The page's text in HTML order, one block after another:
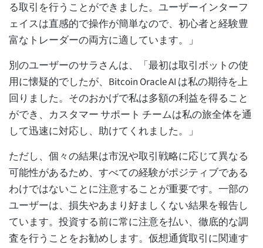
る取引を行うことができました。ユーザーインターフ
ェイスは直感的で操作が簡単なので、初心者と経験豊
富なトレーダーの両方に適しています。」
別のユーザーのサラさんは、「最初は取引ボットの使
用に懐疑的でしたが、Bitcoin Oracle AI は私の期待を上
回りました。そのおかげで私は多額の利益を得ること
ができ、カスタマー サポート チームは私の旅全体を通
して迅速に対応し、助けてくれました。」
ただし、個々の結果は市況や取引戦略に応じて異なる
可能性があるため、すべての経験がポジティブである
わけではないことに注意することが重要です。一部の
ユーザーは、損失やあまり好ましくない結果を報告し
ています。投資する前に常に注意を払い、徹底的な調
査を行うことをお勧めします。仮想通貨取引に関連す